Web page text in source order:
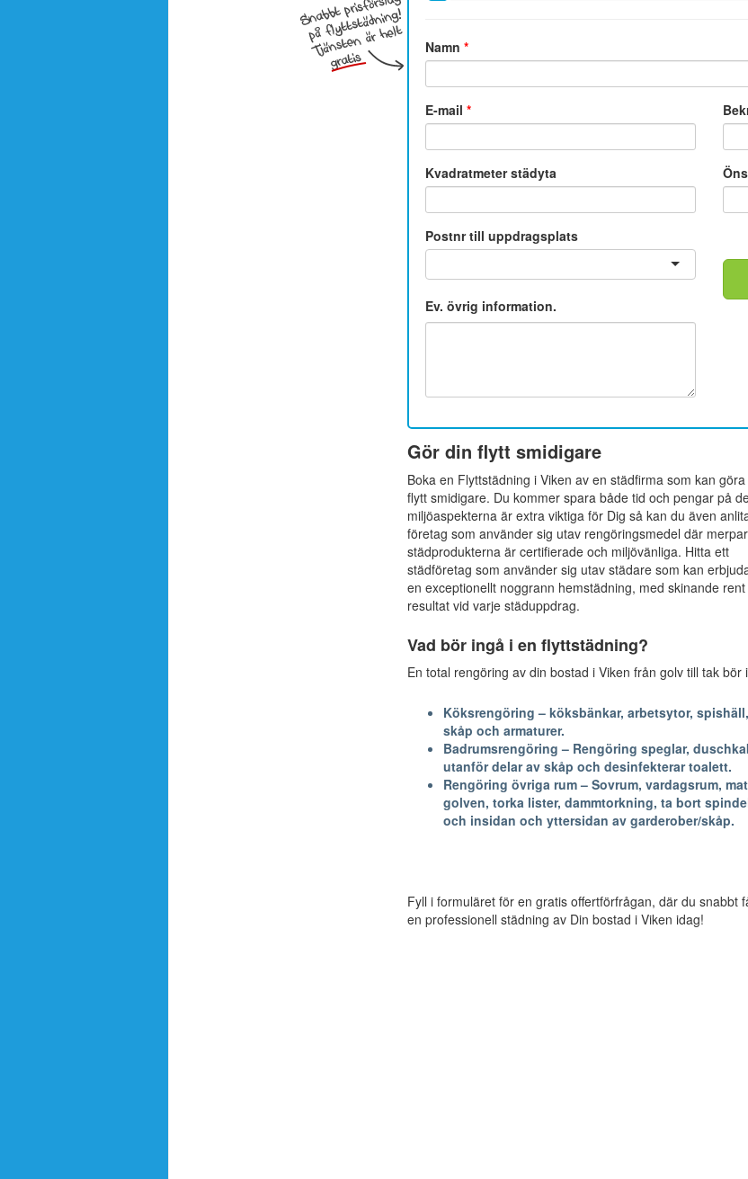
Namn *
E-mail *
Kvadratmeter städyta
Postnr till uppdragsplats
Ev. övrig information.
Gör din flytt smidigare
Boka en Flyttstädning i Viken av en städfirma som kan göra
flytt smidigare. Du kommer spara både tid och pengar på
miljöaspekterna är extra viktiga för Dig så kan du även
företag som använder sig utav rengöringsmedel där
städprodukterna är certifierade och miljövänliga. Hitta ett
städföretag som använder sig utav städare som kan
en exceptionellt noggrann hemstädning, med skinande rent
resultat vid varje städuppdrag.
Vad bör ingå i en flyttstädning?
En total rengöring av din bostad i Viken från golv till tak bör
Köksrengöring – köksbänkar, arbetsytor,
skåp och armaturer.
Badrumsrengöring – Rengöring speglar,
utanför delar av skåp och desinfekterar toalett.
Rengöring övriga rum – Sovrum, vardagsrum,
golven, torka lister, dammtorkning, ta bort
och insidan och yttersidan av garderober/skåp.
Fyll i formuläret för en gratis offertförfrågan, där du snabbt
en professionell städning av Din bostad i Viken idag!